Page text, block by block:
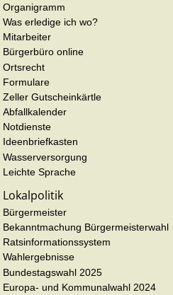
Organigramm
Was erledige ich wo?
Mitarbeiter
Bürgerbüro online
Ortsrecht
Formulare
Zeller Gutscheinkärtle
Abfallkalender
Notdienste
Ideenbriefkasten
Wasserversorgung
Leichte Sprache
Lokalpolitik
Bürgermeister
Bekanntmachung Bürgermeisterwahl
Ratsinformationssystem
Wahlergebnisse
Bundestagswahl 2025
Europa- und Kommunalwahl 2024